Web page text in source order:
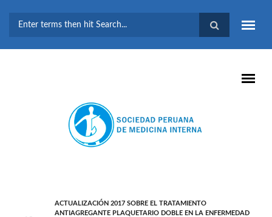
BÚSQUEDA
ACTUALIZACIÓN 2017 SOBRE EL TRATAMIENTO
ANTIAGREGANTE PLAQUETARIO DOBLE EN LA ENFERMEDAD